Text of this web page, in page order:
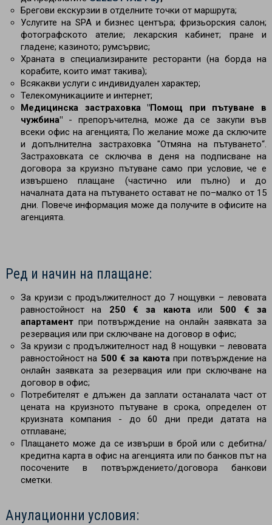
Брегови екскурзии в отделните точки от маршрута;
Услугите на SPA и бизнес центъра; фризьорския салон;
фотографското ателие; лекарския кабинет; пране и
гладене; казиното; румсървис;
Храната в специализираните ресторанти (на борда на
корабите, които имат такива);
Всякакви услуги с индивидуален характер;
Телекомуникациите и интернет;
Медицинска застраховка "Помощ при пътуване в
чужбина"- препоръчителна, може да се закупи във
всеки офис на агенцията; По желание може да сключите
и допълнителна застраховка "Отмяна на пътуването“.
Застраховката се сключва в деня на подписване на
договора за круизно пътуване само при условие, че е
извършено плащане (частично или пълно) и до
началната дата на пътуването остават не по–малко от 15
дни. Повече информация може да получите в офисите на
агенцията.
Ред и начин на плащане:
За круизи с продължителност до 7 нощувки – левовата
равностойност на 250 € за каютаили 500 € за
апартамент при потвърждение на онлайн заявката за
резервация или при сключване на договор в офис;
За круизи с продължителност над 8 нощувки – левовата
равностойност на 500 € за каютапри потвърждение на
онлайн заявката за резервация или при сключване на
договор в офис;
Потребителят е длъжен да заплати останалата част от
цената на круизното пътуване в срока, определен от
круизната компания - до 60 дни преди датата на
отплаване;
Плащането може да се извърши в брой или с дебитна/
кредитна карта в офис на агенцията или по банков път на
посочените в потвърждението/договора банкови
сметки.
Анулационни условия: